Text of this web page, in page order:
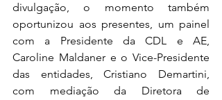
divulgação, o momento também
oportunizou aos presentes, um painel
com a Presidente da CDL e AE,
Caroline Maldaner e o Vice-Presidente
das entidades, Cristiano Demartini,
com mediação da Diretora de